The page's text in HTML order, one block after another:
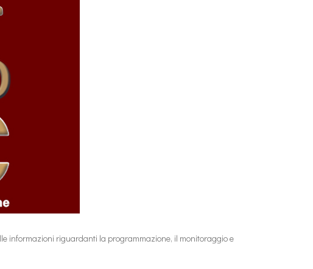
informazioni riguardanti la programmazione, il monitoraggio e